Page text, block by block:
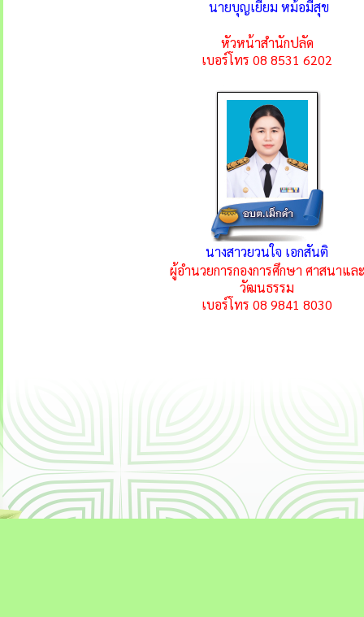
นายบุญเยี่ยม หม้อมีสุข
หัวหน้าสำนักปลัด
เบอร์โทร 08 8531 6202
นางสาวยวนใจ เอกสันติ
ผู้อำนวยการกองการศึกษา ศาสนาและ
วัฒนธรรม
เบอร์โทร 08 9841 8030